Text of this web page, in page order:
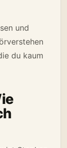
und
du kaum